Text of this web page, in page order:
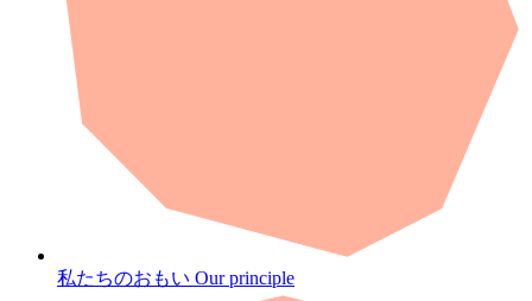
私たちのおもい Our principle